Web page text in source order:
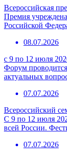
Всероссийская
Премия
Российской
08.07.2026
с 9 по 12 июля
Форум
актуальных
07.07.2026
Всероссийский
С 9 по 12 июля
всей России.
07.07.2026